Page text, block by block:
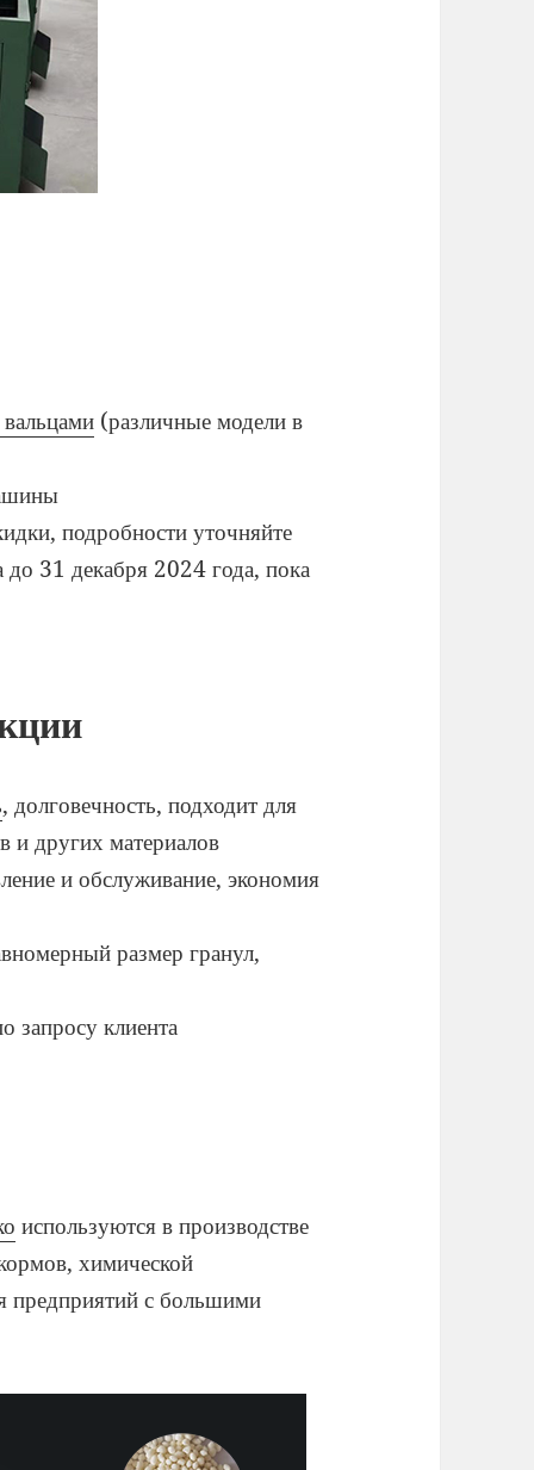
(различные модели в
подробности уточняйте
31 декабря 2024 года, пока
, долговечность, подходит для
и других материалов
и обслуживание, экономия
размер гранул,
запросу клиента
используются в производстве
химической
предприятий с большими